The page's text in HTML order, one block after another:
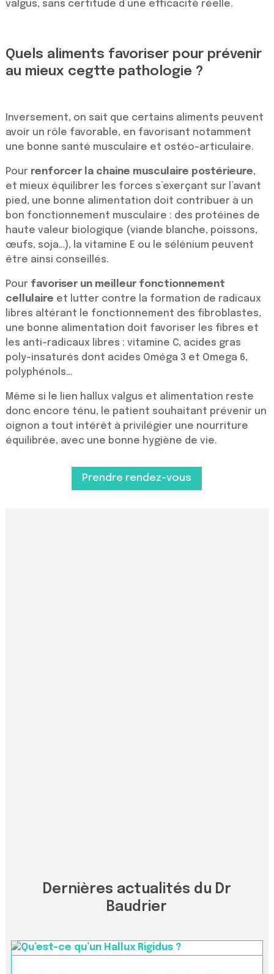
valgus, sans certitude d’une efficacité réelle.
Quels aliments favoriser pour prévenir
au mieux cegtte pathologie ?
Inversement, on sait que certains aliments peuvent
avoir un rôle favorable, en favorisant notamment
une bonne santé musculaire et ostéo-articulaire.
Pour renforcer la chaine musculaire postérieure,
et mieux équilibrer les forces s’exerçant sur l’avant
pied, une bonne alimentation doit contribuer à un
bon fonctionnement musculaire : des protéines de
haute valeur biologique (viande blanche, poissons,
œufs, soja…), la vitamine E ou le sélénium peuvent
être ainsi conseillés.
Pour favoriser un meilleur fonctionnement
cellulaire et lutter contre la formation de radicaux
libres altérant le fonctionnement des fibroblastes,
une bonne alimentation doit favoriser les fibres et
les anti-radicaux libres : vitamine C, acides gras
poly-insaturés dont acides Oméga 3 et Omega 6,
polyphénols…
Même si le lien hallux valgus et alimentation reste
donc encore ténu, le patient souhaitant prévenir un
oignon a tout intérêt à privilégier une nourriture
équilibrée, avec une bonne hygiène de vie.
Prendre rendez-vous
Dernières actualités du Dr
Baudrier